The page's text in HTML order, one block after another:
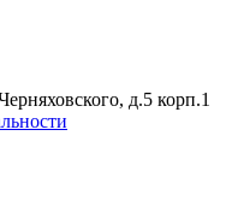
д.5 корп.1